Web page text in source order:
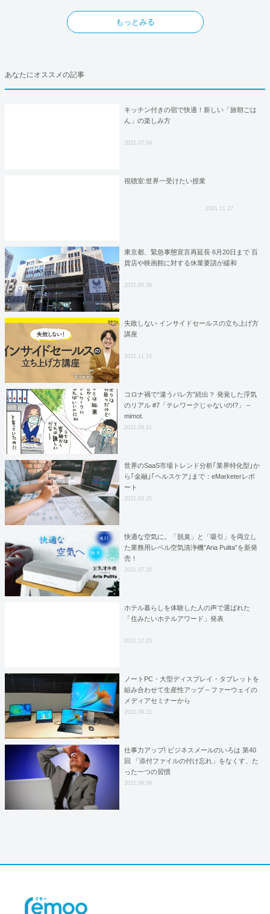
もっとみる
あなたにオススメの記事
キッチン付きの宿で快適！新しい「旅朝ごは
ん」の楽しみ方
2021.07.04
視聴室:世界一受けたい授業
2021.11.27
東京都、緊急事態宣言再延長 6月20日まで 百
貨店や映画館に対する休業要請が緩和
2021.05.29
失敗しない インサイドセールスの立ち上げ方
講座
2021.11.15
コロナ禍で“違うバレ方”続出？ 発覚した浮気
のリアル #7「テレワークじゃないの!?」 –
mimot.
2021.09.11
世界のSaaS市場トレンド分析｢業界特化型｣か
ら｢金融｣｢ヘルスケア｣まで：eMarketerレポ
ート
2021.03.25
快適な空気に。「脱臭」と「吸引」を両立し
た業務用レベル空気清浄機”Aria Pulita”を新発
売！
2021.07.30
ホテル暮らしを体験した人の声で選ばれた
「住みたいホテルアワード」発表
2021.12.25
ノートPC・大型ディスプレイ・タブレットを
組み合わせて生産性アップ – ファーウェイの
メディアセミナーから
2021.09.21
仕事力アップ! ビジネスメールのいろは 第40
回 「添付ファイルの付け忘れ」をなくす、た
った一つの習慣
2021.09.09